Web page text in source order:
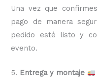
Una vez que
pago de manera
pedido esté listo y
evento.
5. Entrega y montaje